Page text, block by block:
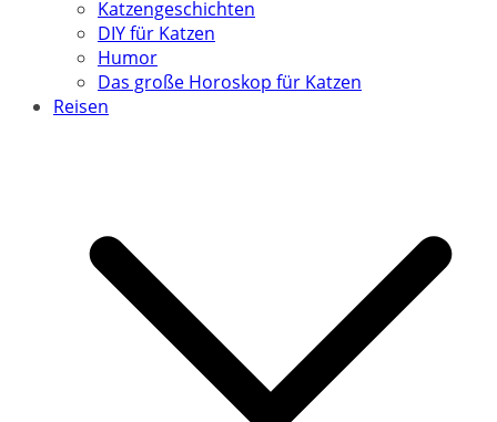
Katzengeschichten
DIY für Katzen
Humor
Das große Horoskop für Katzen
Reisen